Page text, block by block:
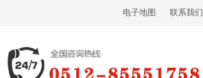
电子地图 联系我们